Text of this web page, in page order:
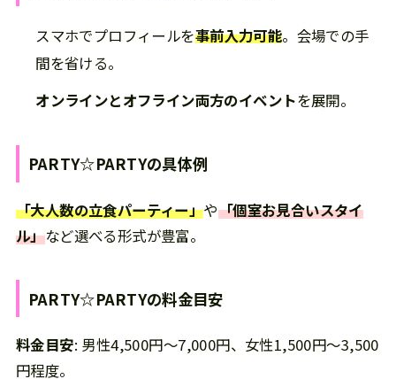
スマホでプロフィールを事前入力可能。会場での手
間を省ける。
オンラインとオフライン両方のイベントを展開。
PARTY☆PARTYの具体例
「大人数の立食パーティー」や「個室お見合いスタイ
ル」など選べる形式が豊富。
PARTY☆PARTYの料金目安
料金目安: 男性4,500円～7,000円、女性1,500円～3,500
円程度。